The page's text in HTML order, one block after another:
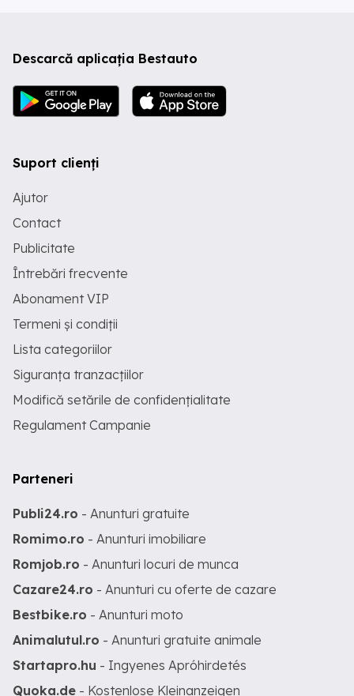
Descarcă aplicația Bestauto
Suport clienți
Ajutor
Contact
Publicitate
Întrebări frecvente
Abonament VIP
Termeni și condiții
Lista categoriilor
Siguranța tranzacțiilor
Modifică setările de confidențialitate
Regulament Campanie
Parteneri
Publi24.ro - Anunturi gratuite
Romimo.ro - Anunturi imobiliare
Romjob.ro - Anunturi locuri de munca
Cazare24.ro - Anunturi cu oferte de cazare
Bestbike.ro - Anunturi moto
Animalutul.ro - Anunturi gratuite animale
Startapro.hu - Ingyenes Apróhirdetés
Quoka.de - Kostenlose Kleinanzeigen